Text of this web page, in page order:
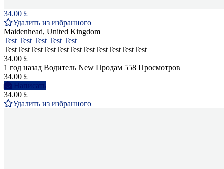
34.00 £
Удалить из избранного
Maidenhead, United Kingdom
Test Test Test Test Test
TestTestTestTestTestTestTestTestTestTestTest
34.00 £
1 год назад Водитель New Продам 558 Просмотров
34.00 £
Написать
34.00 £
Удалить из избранного